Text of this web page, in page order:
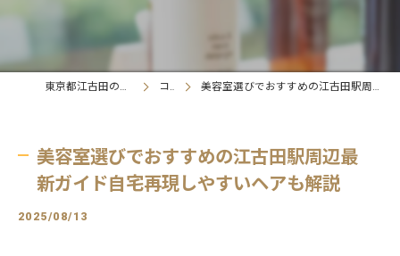
東京都江古田の美容室ならヘアメンテ コラム 美容室選びでおすすめの江古田駅周辺最新ガイド自宅再現しやすいヘアも解説
美容室選びでおすすめの江古田駅周辺最
新ガイド自宅再現しやすいヘアも解説
2025/08/13